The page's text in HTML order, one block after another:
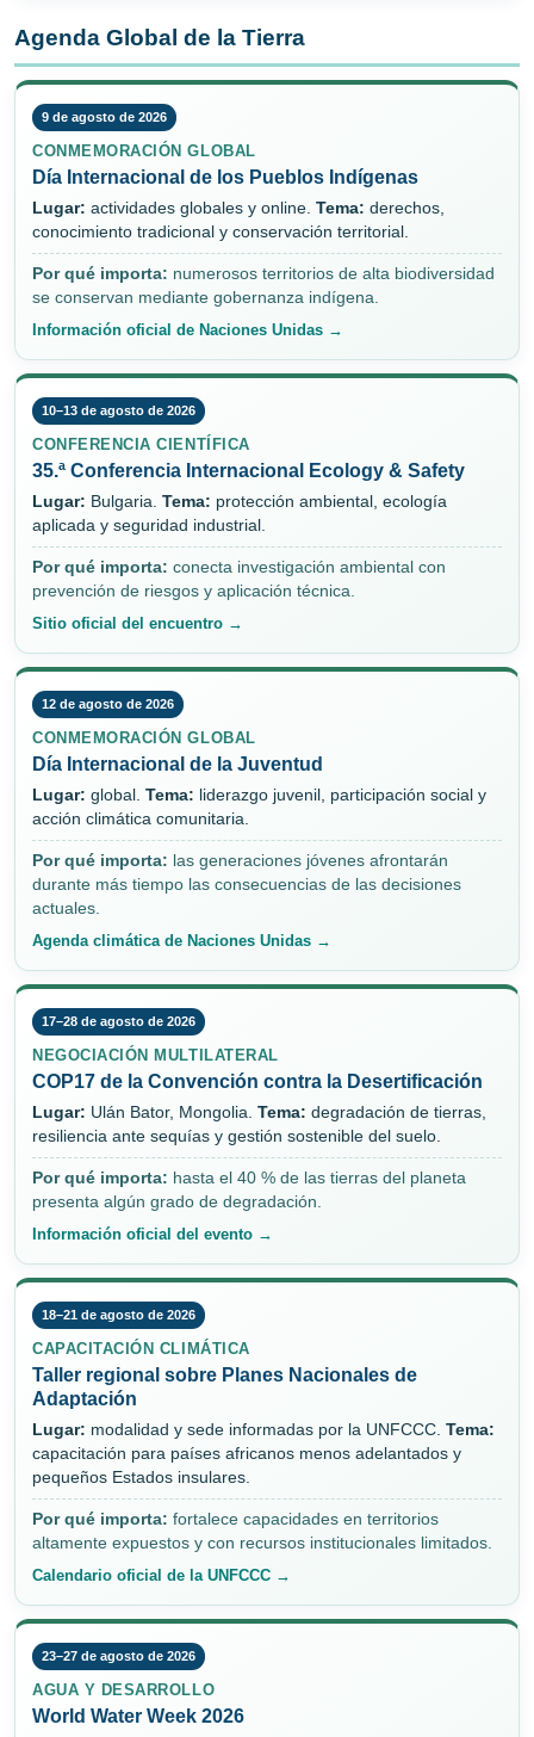
Agenda Global de la Tierra
9 de agosto de 2026
CONMEMORACIÓN GLOBAL
Día Internacional de los Pueblos Indígenas
Lugar: actividades globales y online. Tema: derechos,
conocimiento tradicional y conservación territorial.
Por qué importa: numerosos territorios de alta biodiversidad
se conservan mediante gobernanza indígena.
Información oficial de Naciones Unidas →
10–13 de agosto de 2026
CONFERENCIA CIENTÍFICA
35.ª Conferencia Internacional Ecology & Safety
Lugar: Bulgaria. Tema: protección ambiental, ecología
aplicada y seguridad industrial.
Por qué importa: conecta investigación ambiental con
prevención de riesgos y aplicación técnica.
Sitio oficial del encuentro →
12 de agosto de 2026
CONMEMORACIÓN GLOBAL
Día Internacional de la Juventud
Lugar: global. Tema: liderazgo juvenil, participación social y
acción climática comunitaria.
Por qué importa: las generaciones jóvenes afrontarán
durante más tiempo las consecuencias de las decisiones
actuales.
Agenda climática de Naciones Unidas →
17–28 de agosto de 2026
NEGOCIACIÓN MULTILATERAL
COP17 de la Convención contra la Desertificación
Lugar: Ulán Bator, Mongolia. Tema: degradación de tierras,
resiliencia ante sequías y gestión sostenible del suelo.
Por qué importa: hasta el 40 % de las tierras del planeta
presenta algún grado de degradación.
Información oficial del evento →
18–21 de agosto de 2026
CAPACITACIÓN CLIMÁTICA
Taller regional sobre Planes Nacionales de
Adaptación
Lugar: modalidad y sede informadas por la UNFCCC. Tema:
capacitación para países africanos menos adelantados y
pequeños Estados insulares.
Por qué importa: fortalece capacidades en territorios
altamente expuestos y con recursos institucionales limitados.
Calendario oficial de la UNFCCC →
23–27 de agosto de 2026
AGUA Y DESARROLLO
World Water Week 2026